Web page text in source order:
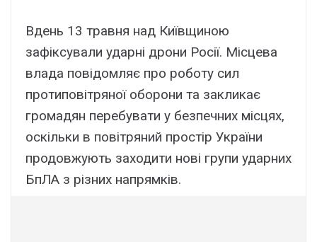
Вдень 13 травня над Київщиною
зафіксували ударні дрони Росії. Місцева
влада повідомляє про роботу сил
протиповітряної оборони та закликає
громадян перебувати у безпечних місцях,
оскільки в повітряний простір України
продовжують заходити нові групи ударних
БпЛА з різних напрямків.